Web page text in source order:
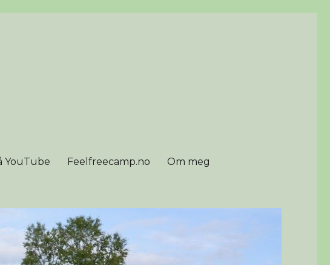
YouTube Feelfreecamp.no Om meg